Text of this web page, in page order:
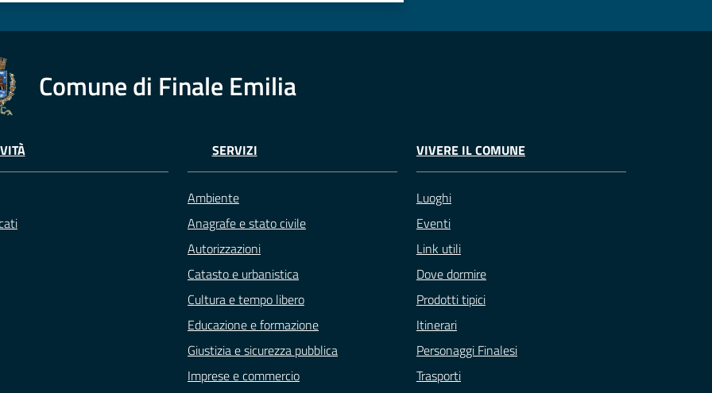
Comune di Finale Emilia
SERVIZI
Ambiente
Anagrafe e stato civile
Autorizzazioni
Catasto e urbanistica
Cultura e tempo libero
Educazione e formazione
Giustizia e sicurezza pubblica
Imprese e commercio
VIVERE IL COMUNE
Luoghi
Eventi
Link utili
Dove dormire
Prodotti tipici
Itinerari
Personaggi Finalesi
Trasporti